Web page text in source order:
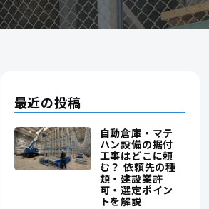
最近の投稿
自動倉庫・マテ
ハン設備の据付
工事はどこに頼
む？ 依頼先の種
類・建設業許
可・選定ポイン
トを解説